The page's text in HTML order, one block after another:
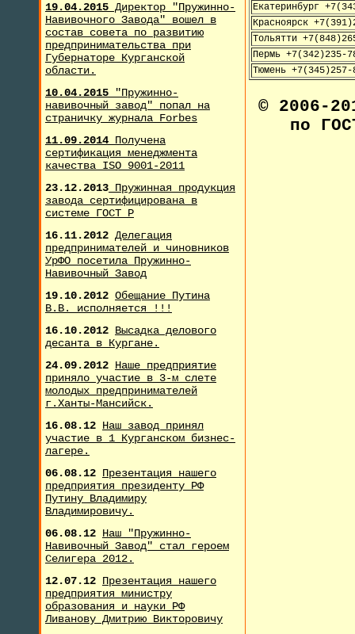
19.04.2015 Директор "Пружинно-
Навивочного Завода" вошел в
состав совета по развитию
предпринимательства при
Губернаторе Курганской
области.
10.04.2015 "Пружинно-
навивочный завод" попал на
страничку журнала Forbes
11.09.2014 Получена
сертификация менеджмента
качества ISO 9001-2011
23.12.2013 Пружинная продукция
завода сертифицирована в
системе ГОСТ Р
16.11.2012 Делегация
предпринимателей и чиновников
УрФО посетила Пружинно-
Навивочный Завод
19.10.2012 Обещание Путина
В.В. исполняется !!!
16.10.2012 Высадка делового
десанта в Кургане.
24.09.2012 Наше предприятие
приняло участие в 3-м слете
молодых предпринимателей
г.Ханты-Мансийск.
16.08.12 Наш завод принял
участие в 1 Курганском бизнес-
лагере.
06.08.12 Презентация нашего
предприятия президенту РФ
Путину Владимиру
Владимировичу.
06.08.12 Наш "Пружинно-
Навивочный Завод" стал героем
Селигера 2012.
12.07.12 Презентация нашего
предприятия министру
образования и науки РФ
Ливанову Дмитрию Викторовичу
Екатеринбург
Красноярск
Тольятти
Пермь +7(342)235-
Тюмень +7(345)257-
© 2006-
по